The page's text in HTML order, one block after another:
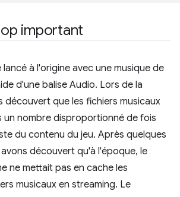
important
lancé à l'origine avec une musique de
d'une balise Audio. Lors de la
découvert que les fichiers musicaux
un nombre disproportionné de fois
du contenu du jeu. Après quelques
découvert qu'à l'époque, le
ne mettait pas en cache les
musicaux en streaming. Le